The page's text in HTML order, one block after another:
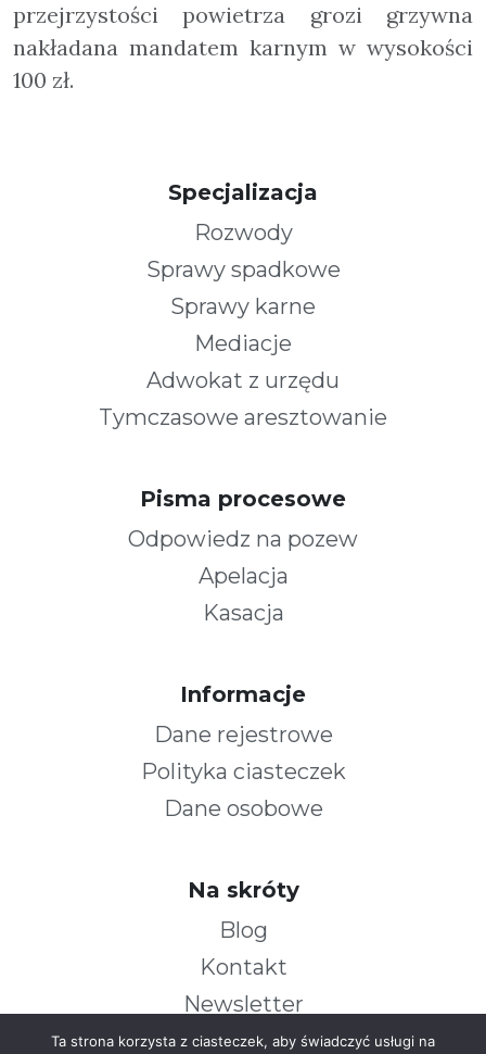
przejrzystości powietrza grozi grzywna
nakładana mandatem karnym w wysokości
100 zł.
Specjalizacja
Rozwody
Sprawy spadkowe
Sprawy karne
Mediacje
Adwokat z urzędu
Tymczasowe aresztowanie
Pisma procesowe
Odpowiedz na pozew
Apelacja
Kasacja
Informacje
Dane rejestrowe
Polityka ciasteczek
Dane osobowe
Na skróty
Blog
Kontakt
Newsletter
Ta strona korzysta z ciasteczek, aby świadczyć usługi na